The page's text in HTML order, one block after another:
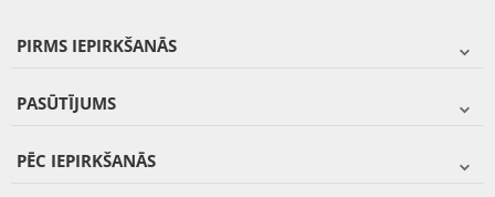
PIRMS IEPIRKŠANĀS
PASŪTĪJUMS
PĒC IEPIRKŠANĀS